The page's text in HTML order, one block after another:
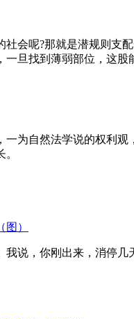
社会呢?那就是潜规则支
旦找到薄弱部位，这股
一为自然法学说的权利
）
我说，你刚出来，消停